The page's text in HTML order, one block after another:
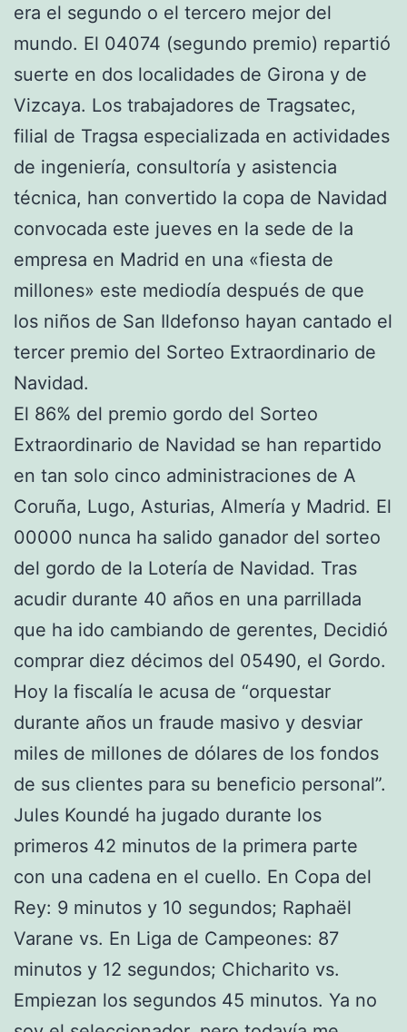
era el segundo o el tercero mejor del
mundo. El 04074 (segundo premio) repartió
suerte en dos localidades de Girona y de
Vizcaya. Los trabajadores de Tragsatec,
filial de Tragsa especializada en actividades
de ingeniería, consultoría y asistencia
técnica, han convertido la copa de Navidad
convocada este jueves en la sede de la
empresa en Madrid en una «fiesta de
millones» este mediodía después de que
los niños de San Ildefonso hayan cantado el
tercer premio del Sorteo Extraordinario de
Navidad.
El 86% del premio gordo del Sorteo
Extraordinario de Navidad se han repartido
en tan solo cinco administraciones de A
Coruña, Lugo, Asturias, Almería y Madrid. El
00000 nunca ha salido ganador del sorteo
del gordo de la Lotería de Navidad. Tras
acudir durante 40 años en una parrillada
que ha ido cambiando de gerentes, Decidió
comprar diez décimos del 05490, el Gordo.
Hoy la fiscalía le acusa de “orquestar
durante años un fraude masivo y desviar
miles de millones de dólares de los fondos
de sus clientes para su beneficio personal”.
Jules Koundé ha jugado durante los
primeros 42 minutos de la primera parte
con una cadena en el cuello. En Copa del
Rey: 9 minutos y 10 segundos; Raphaël
Varane vs. En Liga de Campeones: 87
minutos y 12 segundos; Chicharito vs.
Empiezan los segundos 45 minutos. Ya no